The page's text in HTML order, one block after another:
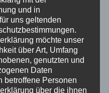
Corona Pandemie
endlich
des Aufsichtsrates der
den 29.04.2020
und in
uns geltenden
möchte unser
über Art, Umfang
genutzten und
Daten
betroffene Personen
über die ihnen